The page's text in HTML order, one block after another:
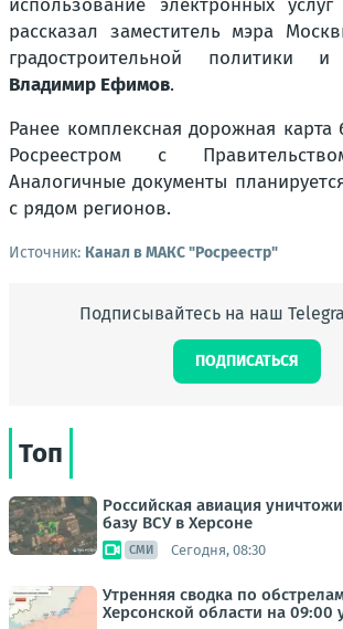
использование электронных услуг
рассказал заместитель мэра
градостроительной политики и
Владимир Ефимов.
Ранее комплексная дорожная карта
Росреестром с
Аналогичные документы
с рядом регионов.
Источник: Канал в МАКС "Росреестр"
Подписывайтесь на наш
ПОДПИСАТЬСЯ
Топ
Российская авиация
базу ВСУ в Херсоне
СМИ Сегодня, 08:30
Утренняя сводка по
Херсонской области на 09:00